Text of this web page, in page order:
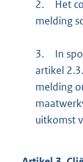
2.
Het
melding
3.
In
artikel
melding
uitkomst